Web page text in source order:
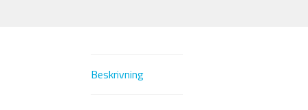
Beskrivning